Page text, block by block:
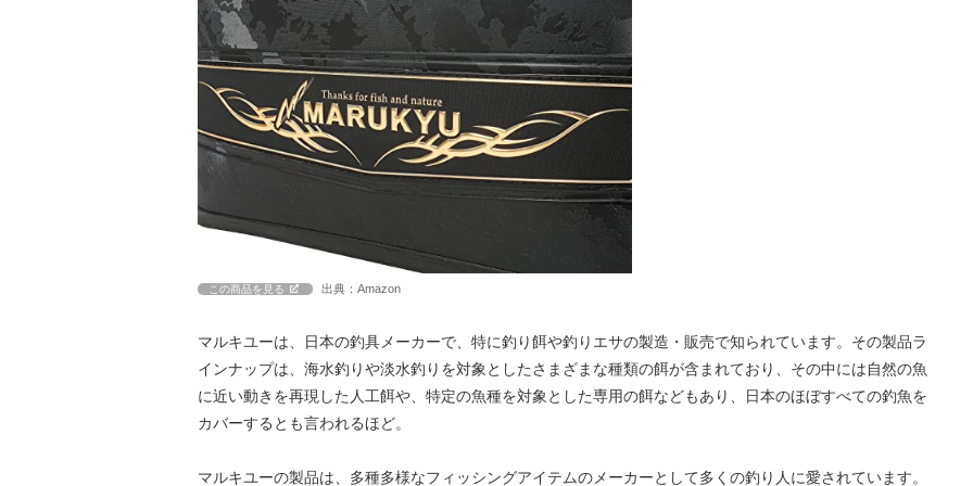
この商品を見る 出典：Amazon
マルキユーは、日本の釣具メーカーで、特に釣り餌や釣りエサの製造・販売で知られています。その製品ラ
インナップは、海水釣りや淡水釣りを対象としたさまざまな種類の餌が含まれており、その中には自然の魚
に近い動きを再現した人工餌や、特定の魚種を対象とした専用の餌などもあり、日本のほぼすべての釣魚を
カバーするとも言われるほど。
マルキユーの製品は、多種多様なフィッシングアイテムのメーカーとして多くの釣り人に愛されています。